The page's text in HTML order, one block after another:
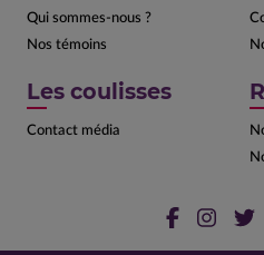
Qui sommes-nous ?
Nos témoins
Les coulisses
Contact média